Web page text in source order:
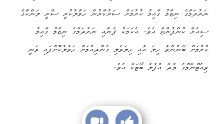
ނަރުދަމާގެ ނިޒާމު ގާއިމު ކުރުމަށް ސަރުކާރުން ހަވާލުކުރީ ސްރީ ލަންކާގެ
ސިއެރާ ކުންފުންޏާ އެވެ. އެކަމަކު ފެނާއި ނަރުދަމާގެ ނިޒާމު ގާއިމު
ކުރުމަށް ބޭނުންވާ ހިލަ އާއި ހިލަވެލި ގެންދިއުމަށް ހަވާލުކޮށްފައި ވަނީ
ވިއެޓްނާމްގެ މުދާ އުފުލާ ބޯޓަކާ އެވެ.